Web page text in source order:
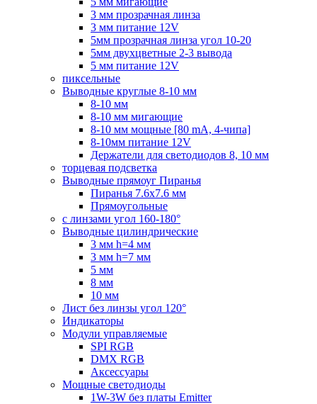
3 мм прозрачная линза
3 мм питание 12V
5мм прозрачная линза угол 10-20
5мм двухцветные 2-3 вывода
5 мм питание 12V
пиксельные
Выводные круглые 8-10 мм
8-10 мм
8-10 мм мигающие
8-10 мм мощные [80 mA, 4-чипа]
8-10мм питание 12V
Держатели для светодиодов 8, 10 мм
торцевая подсветка
Выводные прямоуг Пиранья
Пиранья 7.6x7.6 мм
Прямоугольные
с линзами угол 160-180°
Выводные цилиндрические
3 мм h=4 мм
3 мм h=7 мм
5 мм
8 мм
10 мм
Лист без линзы угол 120°
Индикаторы
Модули управляемые
SPI RGB
DMX RGB
Аксессуары
Мощные светодиоды
1W-3W без платы Emitter